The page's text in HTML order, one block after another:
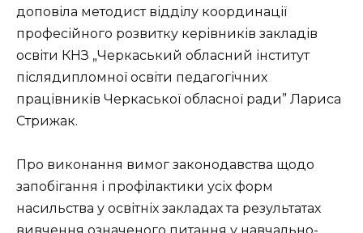
доповіла методист відділу координації
професійного розвитку керівників закладів
освіти КНЗ „Черкаський обласний інститут
післядипломної освіти педагогічних
працівників Черкаської обласної ради” Лариса
Стрижак.
Про виконання вимог законодавства щодо
запобігання і профілактики усіх форм
насильства у освітніх закладах та результатах